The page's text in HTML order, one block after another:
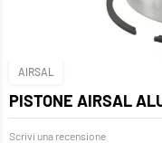
AIRSAL
PISTONE AIRSAL
Scrivi una recensione